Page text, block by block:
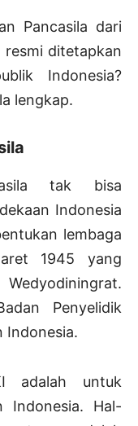
Pancasila dari
resmi ditetapkan
Indonesia?
lengkap.
tak bisa
Indonesia
lembaga
1945 yang
Penyelidik
Indonesia.
adalah untuk
Indonesia. Hal-